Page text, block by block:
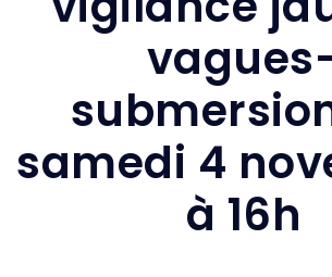
samedi 4
à 16h